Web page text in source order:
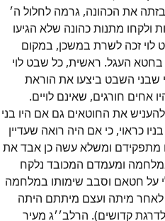
את הכהונה, גרמה לחלול ה׳
ולקחו מתנות כהונה שלא הגיעו
זכה לשרת במשכן, במקום
העגל. ראשית, כל שבט לוי
שבני השבט ביצעו את הוראת
אחים חורגים, שאינם לויים.
את החוטאים גם אם היו בני
כראוי, כי אם היה רואה שעדיין
מתפקידם ומשלא עשה כן אבד את
במלחמה ומעמדם המכובד נלקח
על חטאם וסבב שימותו במלחמה
מיתה ועצם מיתתם היתה
קדושים). הרלב׳׳ג מעיר